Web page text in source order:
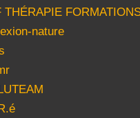
THÉRAPIE
nature